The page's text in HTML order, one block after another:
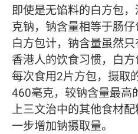
即使是无馅料的白方包
克钠，钠含量相等于肠
白方包计，钠含量虽然
香港人的饮食习惯，白方
每次食用2片方包，摄取
460毫克，较钠含量最高
上三文治中的其他食材
一步增加钠摄取量。